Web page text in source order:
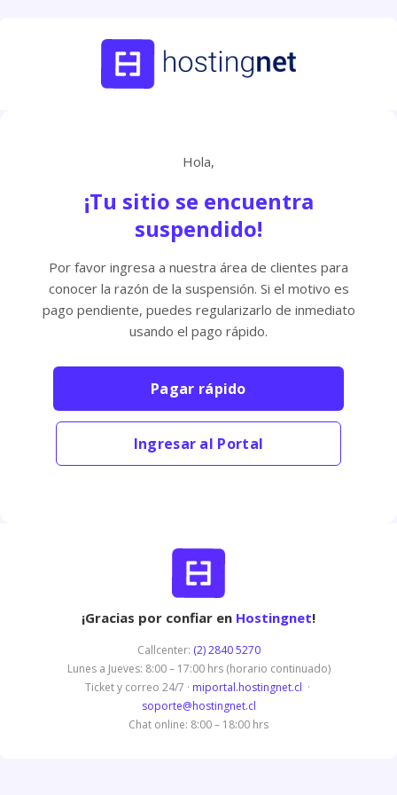
Hola,
¡Tu sitio se encuentra
suspendido!
Por favor ingresa a nuestra área de clientes para
conocer la razón de la suspensión. Si el motivo es
pago pendiente, puedes regularizarlo de inmediato
usando el pago rápido.
Pagar rápido
Ingresar al Portal
¡Gracias por confiar en Hostingnet!
Callcenter: (2) 2840 5270
Lunes a Jueves: 8:00 – 17:00 hrs (horario continuado)
Ticket y correo 24/7 · miportal.hostingnet.cl ·
soporte@hostingnet.cl
Chat online: 8:00 – 18:00 hrs